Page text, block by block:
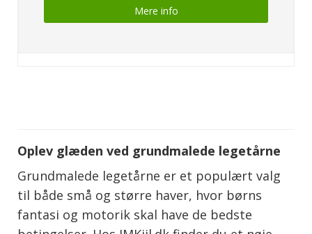
Mere info
Oplev glæden ved grundmalede legetårne
Grundmalede legetårne er et populært valg
til både små og større haver, hvor børns
fantasi og motorik skal have de bedste